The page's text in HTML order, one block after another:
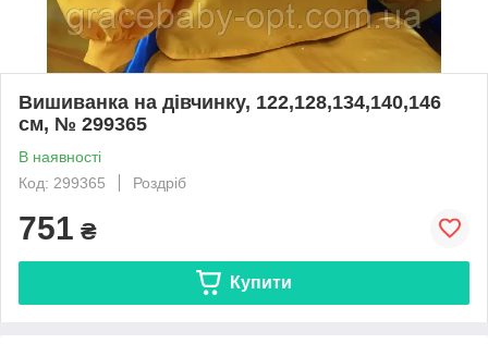
Вишиванка на дівчинку, 122,128,134,140,146
см, № 299365
В наявності
Код: 299365
Роздріб
751 ₴
Купити